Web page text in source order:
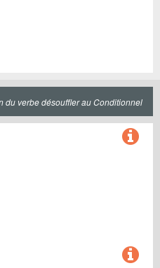
du verbe désouffler au Conditionnel